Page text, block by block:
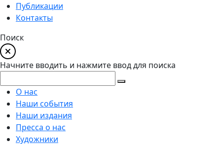
Публикации
Контакты
Поиск
Начните вводить и нажмите ввод для поиска
О нас
Наши события
Наши издания
Пресса о нас
Художники